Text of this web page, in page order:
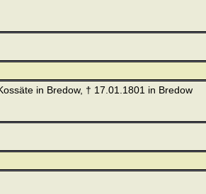
in Bredow, † 17.01.1801 in Bredow